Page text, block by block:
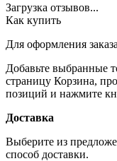
Загрузка отзывов...
Как купить
Для оформления заказа
Добавьте выбранные
страницу Корзина,
позиций и нажмите
Доставка
Выберите из
способ доставки.